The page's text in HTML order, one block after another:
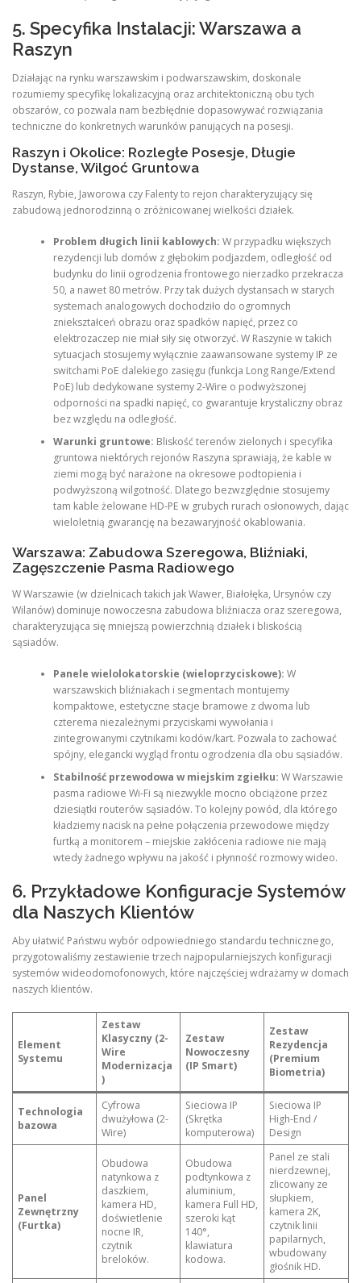
5. Specyfika Instalacji: Warszawa a
Raszyn
Działając na rynku warszawskim i podwarszawskim, doskonale
rozumiemy specyfikę lokalizacyjną oraz architektoniczną obu tych
obszarów, co pozwala nam bezbłędnie dopasowywać rozwiązania
techniczne do konkretnych warunków panujących na posesji.
Raszyn i Okolice: Rozległe Posesje, Długie
Dystanse, Wilgoć Gruntowa
Raszyn, Rybie, Jaworowa czy Falenty to rejon charakteryzujący się
zabudową jednorodzinną o zróżnicowanej wielkości działek.
Problem długich linii kablowych: W przypadku większych
rezydencji lub domów z głębokim podjazdem, odległość od
budynku do linii ogrodzenia frontowego nierzadko przekracza
50, a nawet 80 metrów. Przy tak dużych dystansach w starych
systemach analogowych dochodziło do ogromnych
zniekształceń obrazu oraz spadków napięć, przez co
elektrozaczep nie miał siły się otworzyć. W Raszynie w takich
sytuacjach stosujemy wyłącznie zaawansowane systemy IP ze
switchami PoE dalekiego zasięgu (funkcja Long Range/Extend
PoE) lub dedykowane systemy 2-Wire o podwyższonej
odporności na spadki napięć, co gwarantuje krystaliczny obraz
bez względu na odległość.
Warunki gruntowe: Bliskość terenów zielonych i specyfika
gruntowa niektórych rejonów Raszyna sprawiają, że kable w
ziemi mogą być narażone na okresowe podtopienia i
podwyższoną wilgotność. Dlatego bezwzględnie stosujemy
tam kable żelowane HD-PE w grubych rurach osłonowych, dając
wieloletnią gwarancję na bezawaryjność okablowania.
Warszawa: Zabudowa Szeregowa, Bliźniaki,
Zagęszczenie Pasma Radiowego
W Warszawie (w dzielnicach takich jak Wawer, Białołęka, Ursynów czy
Wilanów) dominuje nowoczesna zabudowa bliźniacza oraz szeregowa,
charakteryzująca się mniejszą powierzchnią działek i bliskością
sąsiadów.
Panele wielolokatorskie (wieloprzyciskowe): W
warszawskich bliźniakach i segmentach montujemy
kompaktowe, estetyczne stacje bramowe z dwoma lub
czterema niezależnymi przyciskami wywołania i
zintegrowanymi czytnikami kodów/kart. Pozwala to zachować
spójny, elegancki wygląd frontu ogrodzenia dla obu sąsiadów.
Stabilność przewodowa w miejskim zgiełku: W Warszawie
pasma radiowe Wi-Fi są niezwykle mocno obciążone przez
dziesiątki routerów sąsiadów. To kolejny powód, dla którego
kładziemy nacisk na pełne połączenia przewodowe między
furtką a monitorem – miejskie zakłócenia radiowe nie mają
wtedy żadnego wpływu na jakość i płynność rozmowy wideo.
6. Przykładowe Konfiguracje Systemów
dla Naszych Klientów
Aby ułatwić Państwu wybór odpowiedniego standardu technicznego,
przygotowaliśmy zestawienie trzech najpopularniejszych konfiguracji
systemów wideodomofonowych, które najczęściej wdrażamy w domach
naszych klientów.
Element
Systemu
Zestaw
Klasyczny (2-
Wire
Modernizacja
)
Zestaw
Nowoczesny
(IP Smart)
Zestaw
Rezydencja
(Premium
Biometria)
Technologia
bazowa
Cyfrowa
dwużyłowa (2-
Wire)
Sieciowa IP
(Skrętka
komputerowa)
Sieciowa IP
High-End /
Design
Panel
Zewnętrzny
(Furtka)
Obudowa
natynkowa z
daszkiem,
kamera HD,
doświetlenie
nocne IR,
czytnik
breloków.
Obudowa
podtynkowa z
aluminium,
kamera Full HD,
szeroki kąt
140°,
klawiatura
kodowa.
Panel ze stali
nierdzewnej,
zlicowany ze
słupkiem,
kamera 2K,
czytnik linii
papilarnych,
wbudowany
głośnik HD.